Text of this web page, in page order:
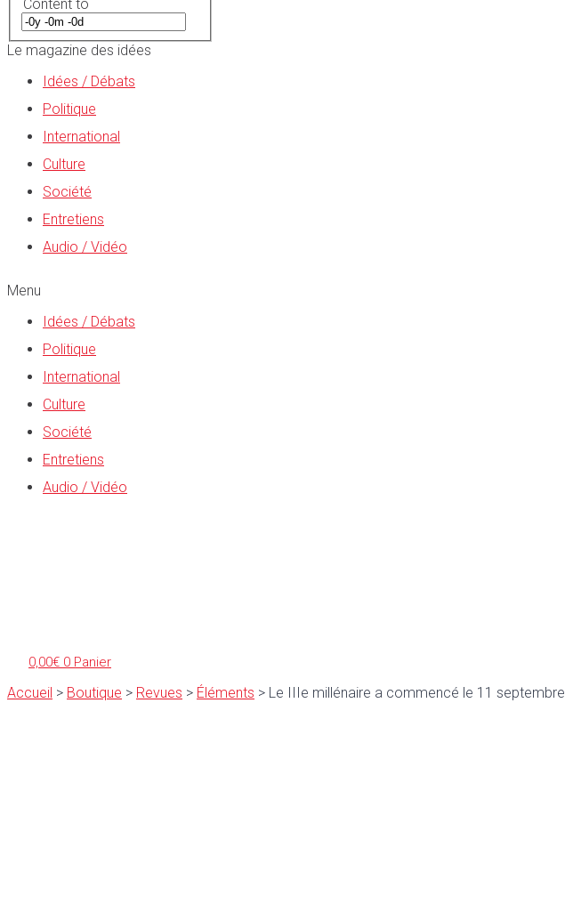
Content to
Le magazine des idées
Idées / Débats
Politique
International
Culture
Société
Entretiens
Audio / Vidéo
Menu
Idées / Débats
Politique
International
Culture
Société
Entretiens
Audio / Vidéo
0,00€ 0 Panier
Accueil > Boutique > Revues > Éléments > Le IIIe millénaire a commencé le 11 septembre